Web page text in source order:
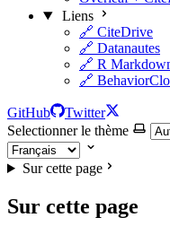
Liens
🔗 CiteDrive
🔗 Datanautes
🔗 R
🔗
GitHub
Twitter
Selectionner le thème
Sur cette page
Sur cette page